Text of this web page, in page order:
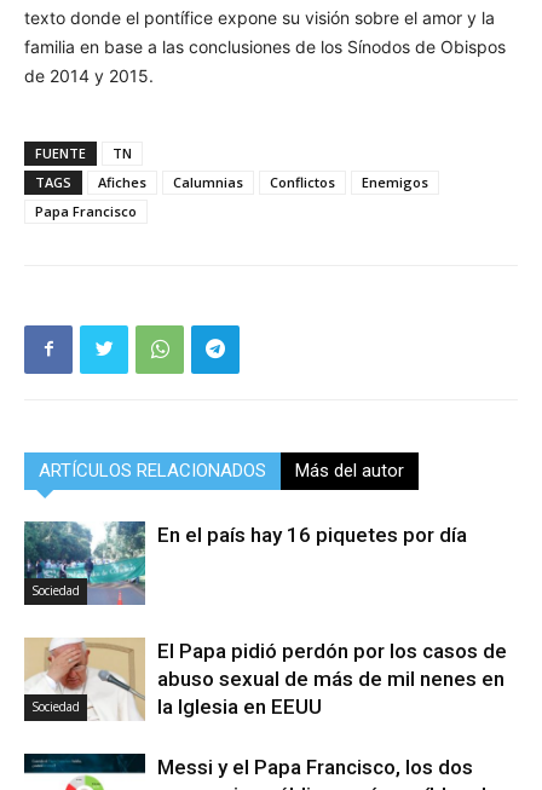
texto donde el pontífice expone su visión sobre el amor y la
familia en base a las conclusiones de los Sínodos de Obispos
de 2014 y 2015.
FUENTE
TN
TAGS
Afiches Calumnias Conflictos
Enemigos
Papa Francisco
ARTÍCULOS RELACIONADOS Más del autor
Sociedad
En el país hay 16 piquetes por día
Sociedad
El Papa pidió perdón por los casos de
abuso sexual de más de mil nenes en
la Iglesia en EEUU
Messi y el Papa Francisco, los dos